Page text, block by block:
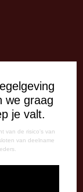
we graag
je valt.
van de risico's van
van deelname
- 20:00 uur